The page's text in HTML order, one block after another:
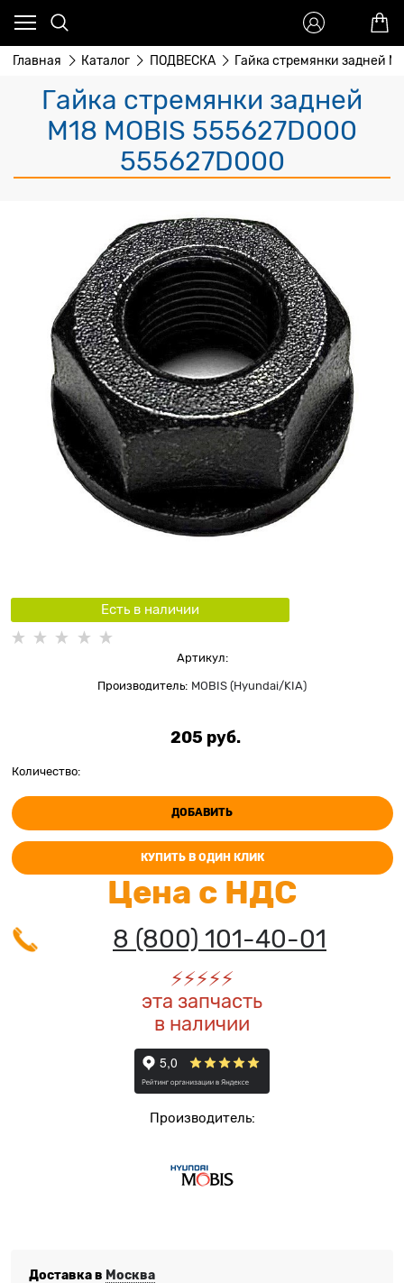
Главная Каталог ПОДВЕСКА Гайка стремянки задней
Гайка стремянки задней
M18 MOBIS 555627D000
555627D000
Есть в наличии
Артикул:
Производитель: MOBIS (Hyundai/KIA)
205 руб.
Количество:
ДОБАВИТЬ
КУПИТЬ В ОДИН КЛИК
Цена с НДС
8 (800) 101-40-01
⚡️⚡️⚡️⚡️⚡️
эта запчасть
в наличии
Производитель:
Доставка в Москва